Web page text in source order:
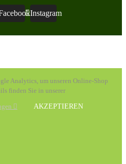
Instagram
Analytics, um unseren Online-Shop
finden Sie in unserer
AKZEPTIEREN